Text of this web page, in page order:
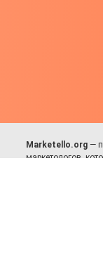
Marketello.org —
маркетологов,